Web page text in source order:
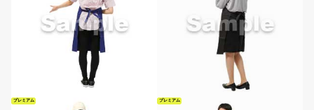
プレミアム プレミアム